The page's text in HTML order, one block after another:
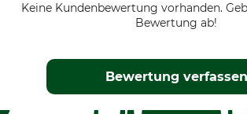
Keine Kundenbewertung vorhanden.
Bewertung ab!
Bewertung verfassen